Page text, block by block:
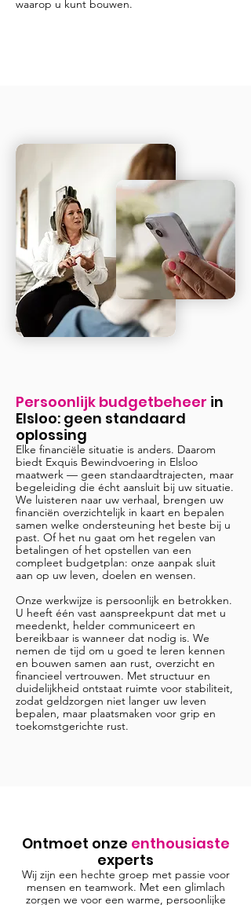
waarop u kunt bouwen.
Persoonlijk budgetbeheer in
Elsloo: geen standaard
oplossing
Elke financiële situatie is anders. Daarom
biedt Exquis Bewindvoering in Elsloo
maatwerk — geen standaardtrajecten, maar
begeleiding die écht aansluit bij uw situatie.
We luisteren naar uw verhaal, brengen uw
financiën overzichtelijk in kaart en bepalen
samen welke ondersteuning het beste bij u
past. Of het nu gaat om het regelen van
betalingen of het opstellen van een
compleet budgetplan: onze aanpak sluit
aan op uw leven, doelen en wensen.
Onze werkwijze is persoonlijk en betrokken.
U heeft één vast aanspreekpunt dat met u
meedenkt, helder communiceert en
bereikbaar is wanneer dat nodig is. We
nemen de tijd om u goed te leren kennen
en bouwen samen aan rust, overzicht en
financieel vertrouwen. Met structuur en
duidelijkheid ontstaat ruimte voor stabiliteit,
zodat geldzorgen niet langer uw leven
bepalen, maar plaatsmaken voor grip en
toekomstgerichte rust.
Ontmoet onze enthousiaste
experts
Wij zijn een hechte groep met passie voor
mensen en teamwork. Met een glimlach
zorgen we voor een warme, persoonlijke